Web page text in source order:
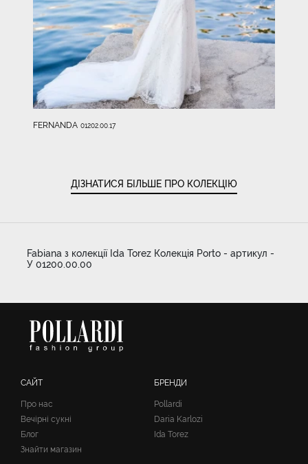
FERNANDA 01202.00.17
ДІЗНАТИСЯ БІЛЬШЕ ПРО КОЛЕКЦІЮ
Fabiana з колекції Ida Torez Колекція Porto - артикул -
У 01200.00.00
САЙТ
Про нас
Вечірні сукні
Блог
Знайти магазин
БРЕНДИ
Pollardi
Daria Karlozi
Ida Torez